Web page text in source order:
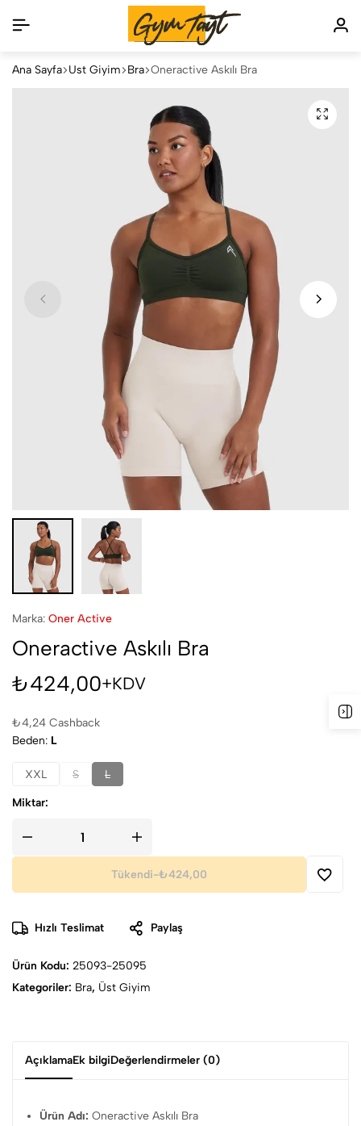
Ana Sayfa Üst Giyim Bra Oneractive Askılı Bra
Marka: Oner Active
Oneractive Askılı Bra
₺424,00+KDV
₺4,24 Cashback
Beden L
XXL S L
Miktar:
Tükendi-₺424,00
Hızlı Teslimat Paylaş
Ürün Kodu: 25093-25095
Kategoriler: Bra, Üst Giyim
AçıklamaEk bilgiDeğerlendirmeler (0)
Ürün Adı: Oneractive Askılı Bra